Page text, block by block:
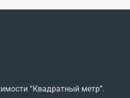
“Квадратный метр”.